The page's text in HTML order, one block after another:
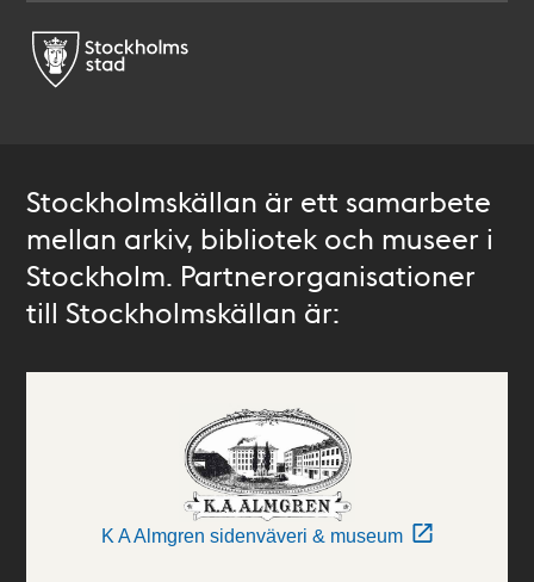
Stockholmskällan är ett samarbete
mellan arkiv, bibliotek och museer i
Stockholm. Partnerorganisationer
till Stockholmskällan är:
K A Almgren sidenväveri & museum